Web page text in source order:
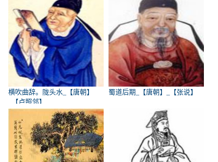
横吹曲辞。陇头水_【唐朝】
_【卢照邻】
蜀道后期_【唐朝】_【张说】